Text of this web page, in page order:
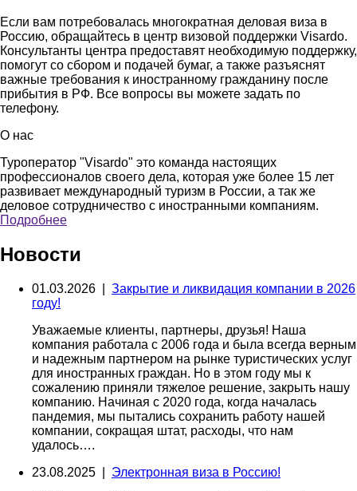
Если вам потребовалась многократная деловая виза в
Россию, обращайтесь в центр визовой поддержки Visardo.
Консультанты центра предоставят необходимую поддержку,
помогут со сбором и подачей бумаг, а также разъяснят
важные требования к иностранному гражданину после
прибытия в РФ. Все вопросы вы можете задать по
телефону.
О нас
Туроператор "Visardo" это команда настоящих
профессионалов своего дела, которая уже более 15 лет
развивает международный туризм в России, а так же
деловое сотрудничество с иностранными компаниям.
Подробнее
Новости
01.03.2026 | Закрытие и ликвидация компании в 2026
году!
Уважаемые клиенты, партнеры, друзья! Наша
компания работала с 2006 года и была всегда верным
и надежным партнером на рынке туристических услуг
для иностранных граждан. Но в этом году мы к
сожалению приняли тяжелое решение, закрыть нашу
компанию. Начиная с 2020 года, когда началась
пандемия, мы пытались сохранить работу нашей
компании, сокращая штат, расходы, что нам
удалось….
23.08.2025 | Электронная виза в Россию!